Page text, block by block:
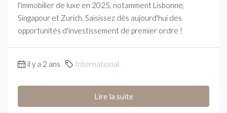
l'immobilier de luxe en 2025, notamment Lisbonne,
Singapour et Zurich. Saisissez dès aujourd'hui des
opportunités d'investissement de premier ordre !
il y a 2 ans International
Lire la suite